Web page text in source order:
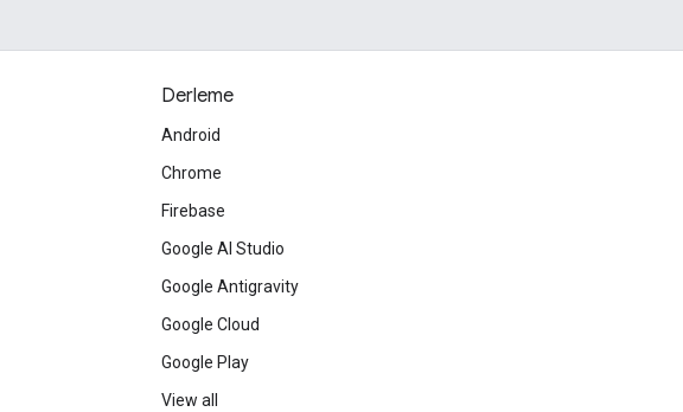
Derleme
Android
Chrome
Firebase
Google AI Studio
Google Antigravity
Google Cloud
Google Play
View all